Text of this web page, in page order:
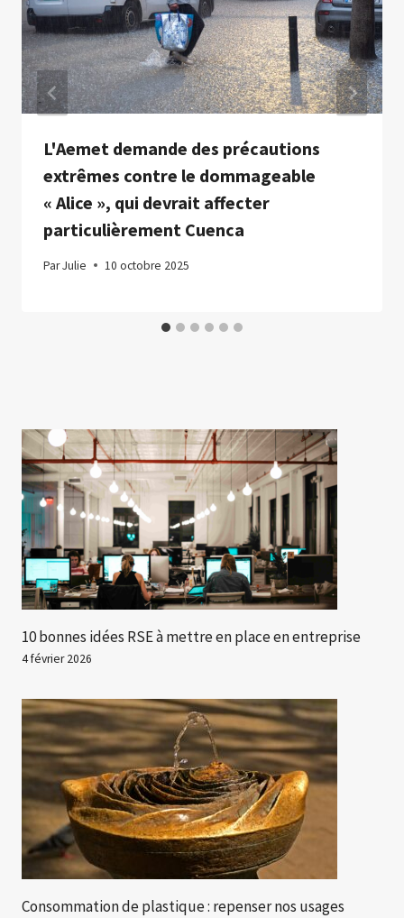
L'Aemet demande des précautions
extrêmes contre le dommageable
« Alice », qui devrait affecter
particulièrement Cuenca
ParJulie 10 octobre 2025
10 bonnes idées RSE à mettre en place en entreprise
4 février 2026
Consommation de plastique : repenser nos usages